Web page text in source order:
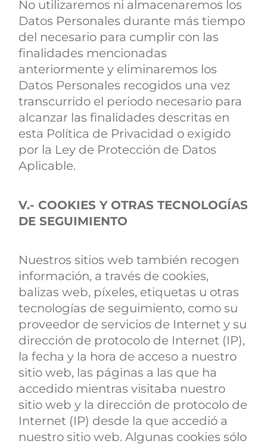
No utilizaremos ni almacenaremos los
Datos Personales durante más tiempo
del necesario para cumplir con las
finalidades mencionadas
anteriormente y eliminaremos los
Datos Personales recogidos una vez
transcurrido el periodo necesario para
alcanzar las finalidades descritas en
esta Política de Privacidad o exigido
por la Ley de Protección de Datos
Aplicable.
V.- COOKIES Y OTRAS TECNOLOGÍAS
DE SEGUIMIENTO
Nuestros sitios web también recogen
información, a través de cookies,
balizas web, píxeles, etiquetas u otras
tecnologías de seguimiento, como su
proveedor de servicios de Internet y su
dirección de protocolo de Internet (IP),
la fecha y la hora de acceso a nuestro
sitio web, las páginas a las que ha
accedido mientras visitaba nuestro
sitio web y la dirección de protocolo de
Internet (IP) desde la que accedió a
nuestro sitio web. Algunas cookies sólo